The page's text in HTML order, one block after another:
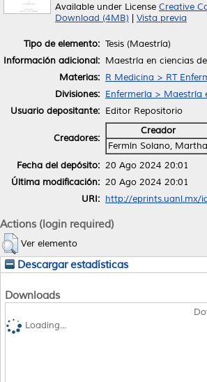
Available under License Creative
Download (4MB)
Vista previa
Tipo de elemento: Tesis (Maestría)
Información adicional: Maestría en ciencias
Materias: R Medicina > RT
Divisiones: Enfermería > Maestría
Usuario depositante: Editor Repositorio
Creadores:
Creador
Fermín Solano, Martha
Fecha del depósito: 20 Ago 2024 20:01
Última modificación: 20 Ago 2024 20:01
URI: http://eprints.uanl.mx/
Actions (login required)
Ver elemento
Descargar estadísticas
Downloads
Loading...